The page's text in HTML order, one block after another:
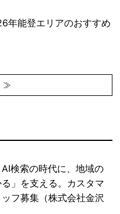
年能登エリアのおすすめ
≫
AI検索の時代に、地域の
」を支える。カスタマ
フ募集（株式会社金沢